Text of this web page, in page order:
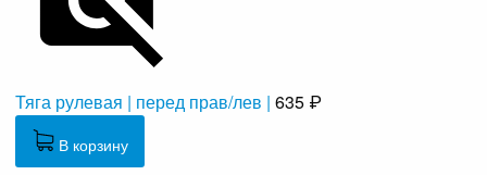
Тяга рулевая | перед прав/лев | 635 ₽
В корзину